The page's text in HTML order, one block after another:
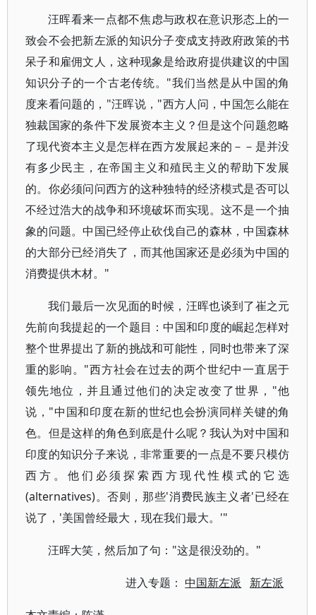
汪晖看来一点都不焦虑与政权在意识形态上的一
致会不会把新左派的知识分子变成支持政府政策的书
呆子和雇佣文人，这种现象是给政府提供建议的中国
知识分子的一个古老传统。"我们当然是从中国的角
度来看问题的，"汪晖说，"西方人问，中国怎么能在
独裁国家的条件下发展资本主义？但是这个问题忽略
了现代资本主义是怎样在西方发展起来的－－是并没
有多少民主，在帝国主义和殖民主义的帮助下发展
的。你必须问问西方的这种独特的经济模式是否可以
不经过浩大的战争和环境破坏而实现。这不是一个抽
象的问题。中国已经停止砍伐自己的森林，中国森林
的大部分已经消失了，而其他国家还是必须为中国的
消费提供木材。"
我们最后一次见面的时候，汪晖也谈到了崔之元
先前向我提起的一个题目：中国和印度的崛起怎样对
整个世界提出了新的挑战和可能性，同时也带来了深
重的影响。"西方社会在过去的两个世纪中一直居于
领先地位，并且通过他们的决定改变了世界，"他
说，"中国和印度在新的世纪也会扮演同样关键的角
色。但是这样的角色到底是什么呢？我认为对中国和
印度的知识分子来说，非常重要的一点是不要只模仿
西方。他们必须探索西方现代性模式的它选
(alternatives)。否则，那些'消费民族主义者'已经在
说了，'美国曾经最大，现在我们最大。'"
汪晖大笑，然后加了句："这是很没劲的。"
进入专题：中国新左派 新左派